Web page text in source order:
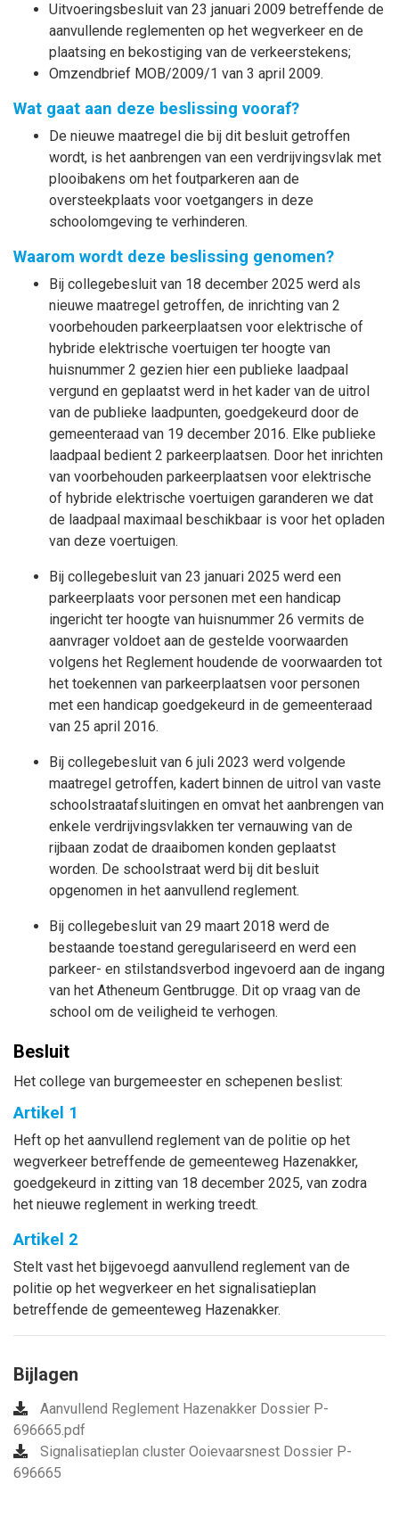
Uitvoeringsbesluit van 23 januari 2009 betreffende de
aanvullende reglementen op het wegverkeer en de
plaatsing en bekostiging van de verkeerstekens;
Omzendbrief MOB/2009/1 van 3 april 2009.
Wat gaat aan deze beslissing vooraf?
De nieuwe maatregel die bij dit besluit getroffen
wordt, is het aanbrengen van een verdrijvingsvlak met
plooibakens om het foutparkeren aan de
oversteekplaats voor voetgangers in deze
schoolomgeving te verhinderen.
Waarom wordt deze beslissing genomen?
Bij collegebesluit van 18 december 2025 werd als
nieuwe maatregel getroffen, de inrichting van 2
voorbehouden parkeerplaatsen voor elektrische of
hybride elektrische voertuigen ter hoogte van
huisnummer 2 gezien hier een publieke laadpaal
vergund en geplaatst werd in het kader van de uitrol
van de publieke laadpunten, goedgekeurd door de
gemeenteraad van 19 december 2016. Elke publieke
laadpaal bedient 2 parkeerplaatsen. Door het inrichten
van voorbehouden parkeerplaatsen voor elektrische
of hybride elektrische voertuigen garanderen we dat
de laadpaal maximaal beschikbaar is voor het opladen
van deze voertuigen.
Bij collegebesluit van 23 januari 2025 werd een
parkeerplaats voor personen met een handicap
ingericht ter hoogte van huisnummer 26 vermits de
aanvrager voldoet aan de gestelde voorwaarden
volgens het Reglement houdende de voorwaarden tot
het toekennen van parkeerplaatsen voor personen
met een handicap goedgekeurd in de gemeenteraad
van 25 april 2016.
Bij collegebesluit van 6 juli 2023 werd volgende
maatregel getroffen, kadert binnen de uitrol van vaste
schoolstraatafsluitingen en omvat het aanbrengen van
enkele verdrijvingsvlakken ter vernauwing van de
rijbaan zodat de draaibomen konden geplaatst
worden. De schoolstraat werd bij dit besluit
opgenomen in het aanvullend reglement.
Bij collegebesluit van 29 maart 2018 werd de
bestaande toestand geregulariseerd en werd een
parkeer- en stilstandsverbod ingevoerd aan de ingang
van het Atheneum Gentbrugge. Dit op vraag van de
school om de veiligheid te verhogen.
Besluit
Het college van burgemeester en schepenen beslist:
Artikel 1
Heft op het aanvullend reglement van de politie op het
wegverkeer betreffende de gemeenteweg Hazenakker,
goedgekeurd in zitting van 18 december 2025, van zodra
het nieuwe reglement in werking treedt.
Artikel 2
Stelt vast het bijgevoegd aanvullend reglement van de
politie op het wegverkeer en het signalisatieplan
betreffende de gemeenteweg Hazenakker.
Bijlagen
Aanvullend Reglement Hazenakker Dossier P-
696665.pdf
Signalisatieplan cluster Ooievaarsnest Dossier P-
696665